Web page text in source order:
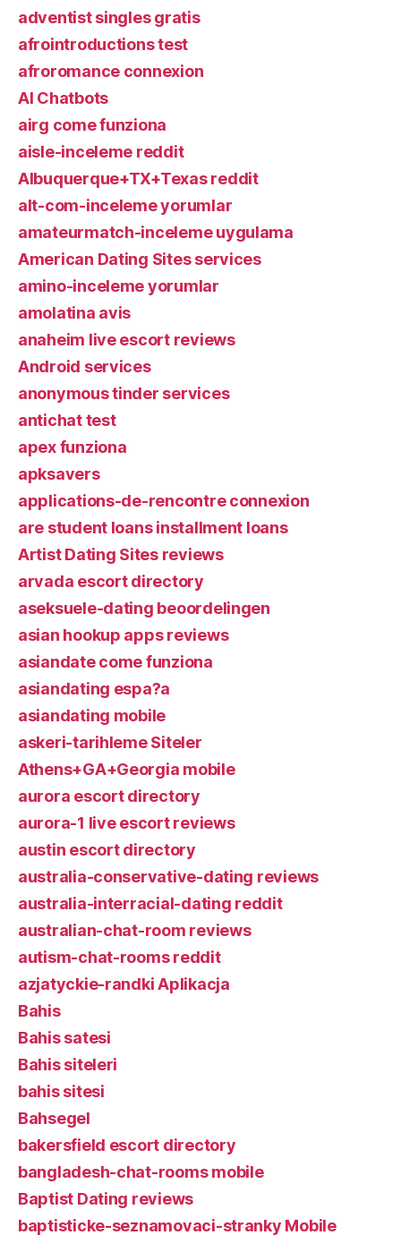
adventist singles gratis
afrointroductions test
afroromance connexion
AI Chatbots
airg come funziona
aisle-inceleme reddit
Albuquerque+TX+Texas reddit
alt-com-inceleme yorumlar
amateurmatch-inceleme uygulama
American Dating Sites services
amino-inceleme yorumlar
amolatina avis
anaheim live escort reviews
Android services
anonymous tinder services
antichat test
apex funziona
apksavers
applications-de-rencontre connexion
are student loans installment loans
Artist Dating Sites reviews
arvada escort directory
aseksuele-dating beoordelingen
asian hookup apps reviews
asiandate come funziona
asiandating espa?a
asiandating mobile
askeri-tarihleme Siteler
Athens+GA+Georgia mobile
aurora escort directory
aurora-1 live escort reviews
austin escort directory
australia-conservative-dating reviews
australia-interracial-dating reddit
australian-chat-room reviews
autism-chat-rooms reddit
azjatyckie-randki Aplikacja
Bahis
Bahis satesi
Bahis siteleri
bahis sitesi
Bahsegel
bakersfield escort directory
bangladesh-chat-rooms mobile
Baptist Dating reviews
baptisticke-seznamovaci-stranky Mobile